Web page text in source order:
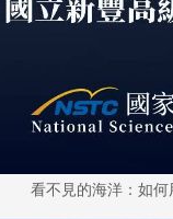
看不見的海洋：如